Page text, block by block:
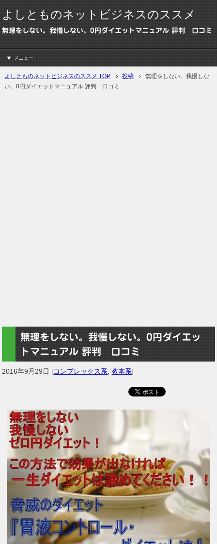
よしとものネットビジネスのススメ
無理をしない。我慢しない。0円ダイエットマニュアル 評判 口コミ
メニュー
よしとものネットビジネスのススメ TOP 投稿
無理をしない。我慢しな
い。0円ダイエットマニュアル 評判 口コミ
無理をしない。我慢しない。0円ダイエッ
トマニュアル 評判 口コミ
2016年9月29日 [コンプレックス系 ,教本系]